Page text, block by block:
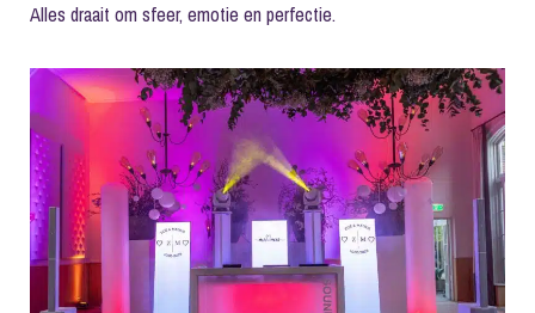
Alles draait om sfeer, emotie en perfectie.